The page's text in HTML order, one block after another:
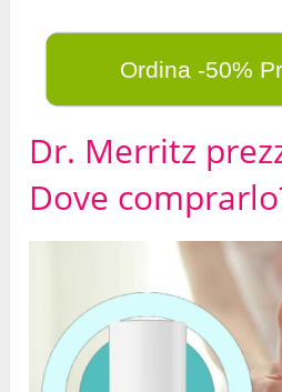
Ordina -50%
Dr. Merritz
Dove